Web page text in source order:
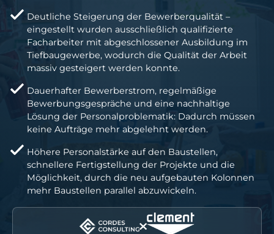
Deutliche Steigerung der Bewerberqualität –
eingestellt wurden ausschließlich qualifizierte
Facharbeiter mit abgeschlossener Ausbildung im
Tiefbaugewerbe, wodurch die Qualität der Arbeit
massiv gesteigert werden konnte.
Dauerhafter Bewerberstrom, regelmäßige
Bewerbungsgespräche und eine nachhaltige
Lösung der Personalproblematik: Dadurch müssen
keine Aufträge mehr abgelehnt werden.
Höhere Personalstärke auf den Baustellen,
schnellere Fertigstellung der Projekte und die
Möglichkeit, durch die neu aufgebauten Kolonnen
mehr Baustellen parallel abzuwickeln.